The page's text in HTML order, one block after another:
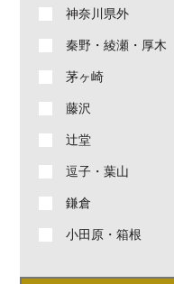
神奈川県外
秦野・綾瀬・厚木
茅ヶ崎
藤沢
辻堂
逗子・葉山
鎌倉
小田原・箱根